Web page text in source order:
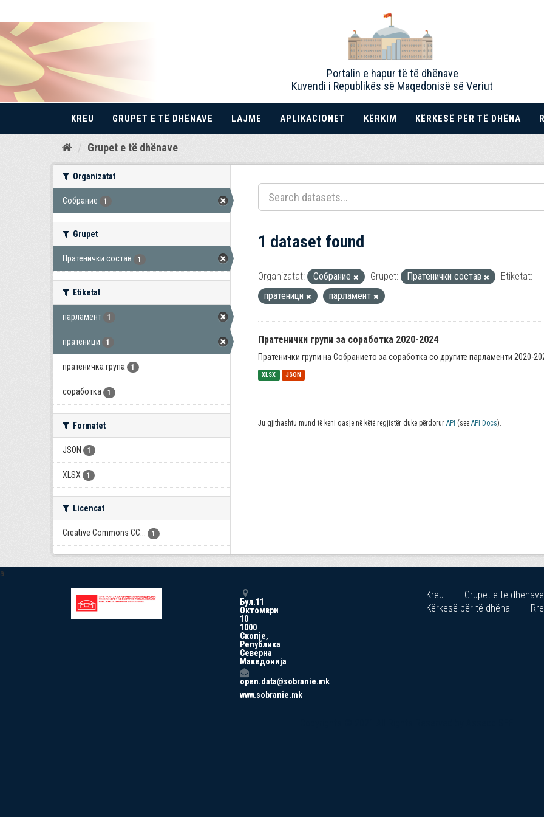
Kalo
Portalin e hapur të të dhënave
Kuvendi i Republikës së Maqedonisë së Veriut
KREU GRUPET E TË DHËNAVE LAJME APLIKACIONET KËRKIM KËRKESË PËR TË DHËNA
Grupet e të dhënave
Organizatat
Собрание 1
Grupet
Пратенички состав 1
Etiketat
парламент 1
пратеници 1
пратеничка група 1
соработка 1
Formatet
JSON 1
XLSX 1
Licencat
Creative Commons CC... 1
1 dataset found
Organizatat: Собрание Grupet: Пратенички состав
Etiketat:
пратеници
парламент
Пратенички групи за соработка 2020-2024
Пратенички групи на Собранието за соработка со другите парламенти 2020-
XLSX JSON
Ju gjithashtu mund të keni qasje në këtë regjistër duke përdorur API (see API Docs).
a
Бул.11
Октомври
10
1000
Скопје,
Република
Северна
Македонија
open.data@sobranie.mk
www.sobranie.mk
Kreu
Grupet e të dhënave
Kërkesë për të dhëna